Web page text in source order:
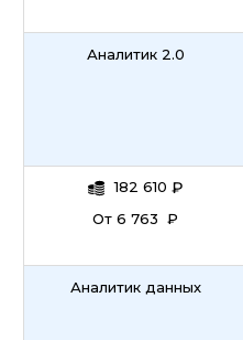
Аналитик 2.0
182 610 ₽
От 6 763 ₽
Аналитик данных